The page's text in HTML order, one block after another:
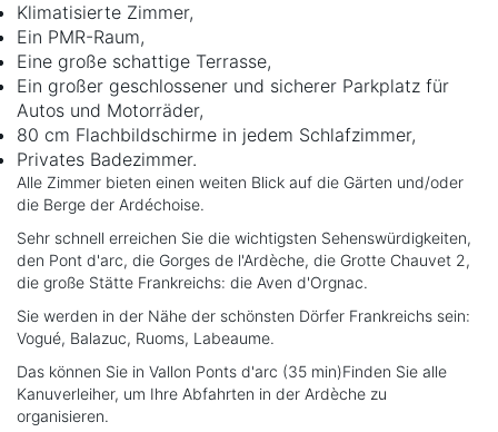
Klimatisierte Zimmer,
Ein PMR-Raum,
Eine große schattige Terrasse,
Ein großer geschlossener und sicherer Parkplatz für
Autos und Motorräder,
80 cm Flachbildschirme in jedem Schlafzimmer,
Privates Badezimmer.
Alle Zimmer bieten einen weiten Blick auf die Gärten und/oder
die Berge der Ardéchoise.
Sehr schnell erreichen Sie die wichtigsten Sehenswürdigkeiten,
den Pont d'arc, die Gorges de l'Ardèche, die Grotte Chauvet 2,
die große Stätte Frankreichs: die Aven d'Orgnac.
Sie werden in der Nähe der schönsten Dörfer Frankreichs sein:
Vogué, Balazuc, Ruoms, Labeaume.
Das können Sie in Vallon Ponts d'arc (35 min)Finden Sie alle
Kanuverleiher, um Ihre Abfahrten in der Ardèche zu
organisieren.